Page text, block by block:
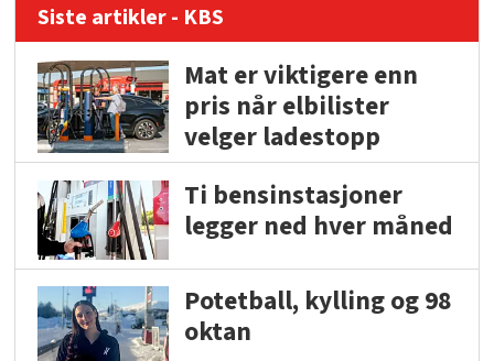
Siste artikler - KBS
Mat er viktigere enn
pris når elbilister
velger ladestopp
Ti bensinstasjoner
legger ned hver måned
Potetball, kylling og 98
oktan